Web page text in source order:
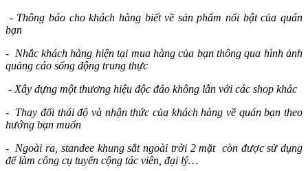
- Thông báo cho khách hàng biết về sản phẩm nổi bật của quán
bạn
- Nhắc khách hàng hiện tại mua hàng của bạn thông qua hình ảnh
quảng cáo sống động trung thực
- Xây dựng một thương hiệu độc đáo không lẫn với các shop khác
- Thay đổi thái độ và nhận thức của khách hàng về quán bạn theo
hướng bạn muốn
- Ngoài ra, standee khung sắt ngoài trời 2 mặt còn được sử dụng
để làm công cụ tuyển cộng tác viên, đại lý…